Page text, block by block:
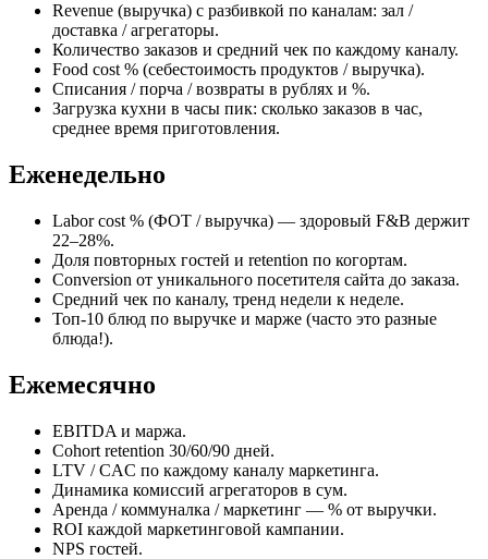
Revenue (выручка) с разбивкой по каналам: зал /
доставка / агрегаторы.
Количество заказов и средний чек по каждому каналу.
Food cost % (себестоимость продуктов / выручка).
Списания / порча / возвраты в рублях и %.
Загрузка кухни в часы пик: сколько заказов в час,
среднее время приготовления.
Еженедельно
Labor cost % (ФОТ / выручка) — здоровый F&B держит
22–28%.
Доля повторных гостей и retention по когортам.
Conversion от уникального посетителя сайта до заказа.
Средний чек по каналу, тренд недели к неделе.
Топ-10 блюд по выручке и марже (часто это разные
блюда!).
Ежемесячно
EBITDA и маржа.
Cohort retention 30/60/90 дней.
LTV / CAC по каждому каналу маркетинга.
Динамика комиссий агрегаторов в сум.
Аренда / коммуналка / маркетинг — % от выручки.
ROI каждой маркетинговой кампании.
NPS гостей.